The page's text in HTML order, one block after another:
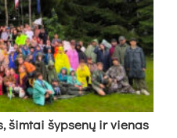
šim­tai šyp­se­nų ir vie­nas